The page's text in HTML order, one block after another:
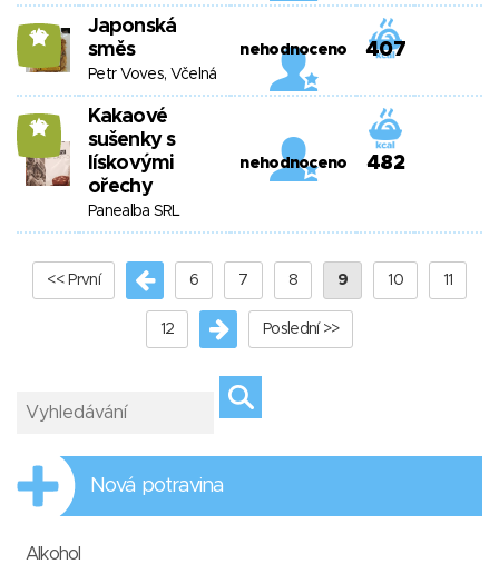
10
Japonská
směs
Petr Voves, Včelná
nehodnoceno 407
10
Kakaové
sušenky s
lískovými
ořechy
Panealba SRL
nehodnoceno 482
<< První 6 7 8 9 10 11
12 Poslední >>
Nová potravina
Alkohol